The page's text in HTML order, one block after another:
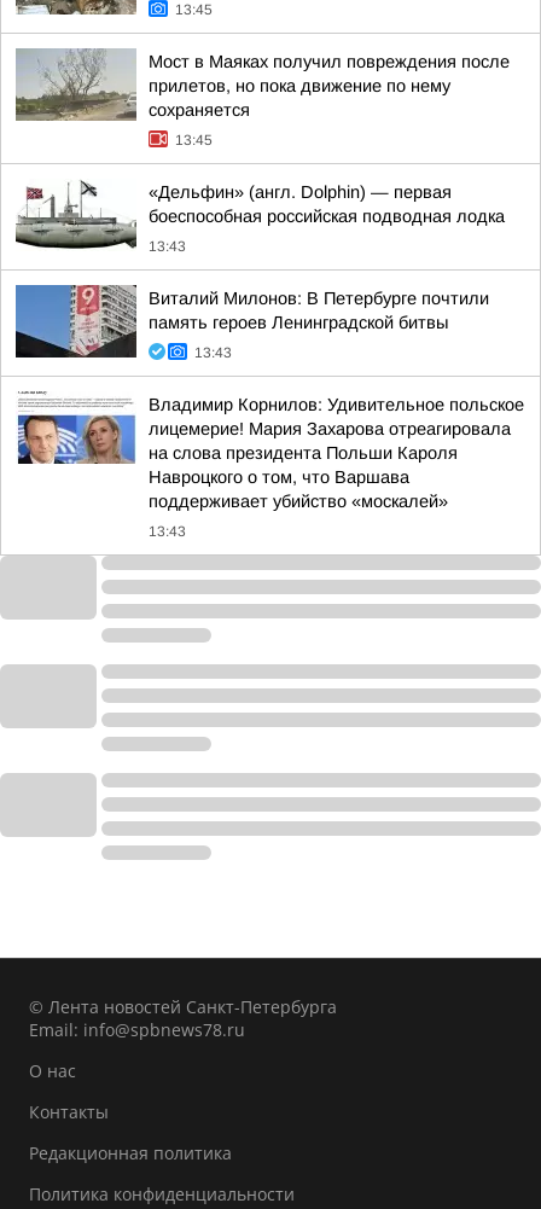
13:45
Мост в Маяках получил повреждения после
прилетов, но пока движение по нему
сохраняется
13:45
«Дельфин» (англ. Dolphin) — первая
боеспособная российская подводная лодка
13:43
Виталий Милонов: В Петербурге почтили
память героев Ленинградской битвы
13:43
Владимир Корнилов: Удивительное польское
лицемерие! Мария Захарова отреагировала
на слова президента Польши Кароля
Навроцкого о том, что Варшава
поддерживает убийство «москалей»
13:43
© Лента новостей Санкт-Петербурга
Email: info@spbnews78.ru
О нас
Контакты
Редакционная политика
Политика конфиденциальности